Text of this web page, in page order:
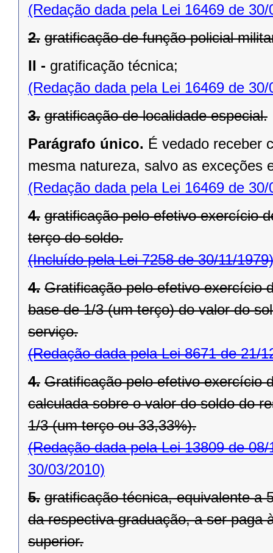
(Redação dada pela Lei 16469 de 30/
2. gratificação de função policial
II - gratificação técnica;
(Redação dada pela Lei 16469 de 30/
3. gratificação de localidade especial.
Parágrafo único. É vedado receber
mesma natureza, salvo as exceções
(Redação dada pela Lei 16469 de 30/
4. gratificação pelo efetivo exercício
terço do soldo.
(Incluído pela Lei 7258 de 30/11/1979)
4. Gratificação pelo efetivo exercício
base de 1/3 (um terço) do valor do
serviço.
(Redação dada pela Lei 8671 de 21/
4. Gratificação pelo efetivo exercício
calculada sobre o valor do soldo do
1/3 (um terço ou 33,33%).
(Redação dada pela Lei 13809 de 08/
30/03/2010)
5. gratificação técnica, equivalente a
da respectiva graduação, a ser paga
superior.